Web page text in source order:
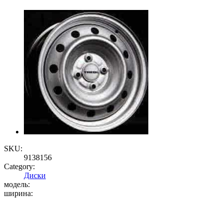
SKU:
9138156
Category:
Диски
модель:
ширина: